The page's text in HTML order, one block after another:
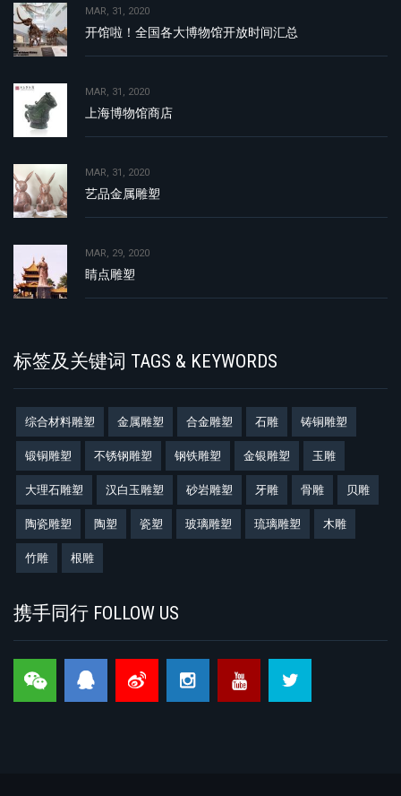
MAR, 31, 2020
开馆啦！全国各大博物馆开放时间汇总
MAR, 31, 2020
上海博物馆商店
MAR, 31, 2020
艺品金属雕塑
MAR, 29, 2020
睛点雕塑
标签及关键词 TAGS & KEYWORDS
综合材料雕塑 金属雕塑 合金雕塑 石雕 铸铜雕塑
锻铜雕塑 不锈钢雕塑 钢铁雕塑 金银雕塑 玉雕
大理石雕塑 汉白玉雕塑 砂岩雕塑 牙雕 骨雕 贝雕
陶瓷雕塑 陶塑 瓷塑 玻璃雕塑 琉璃雕塑 木雕
竹雕 根雕
携手同行 FOLLOW US